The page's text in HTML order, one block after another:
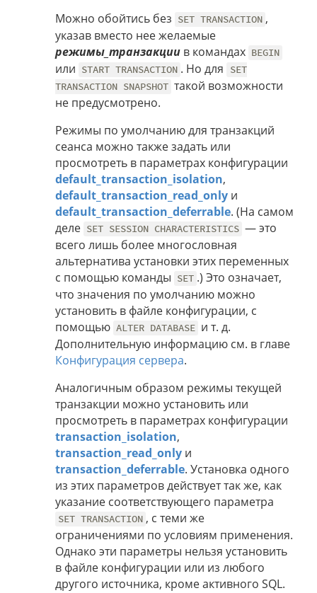
Можно обойтись без SET TRANSACTION ,
указав вместо нее желаемые
режимы_транзакции в командах BEGIN
или START TRANSACTION . Но для
SET
TRANSACTION SNAPSHOT такой возможности
не предусмотрено.
Режимы по умолчанию для транзакций
сеанса можно также задать или
просмотреть в параметрах конфигурации
default_transaction_isolation,
default_transaction_read_only и
default_transaction_deferrable. (На самом
деле SET SESSION CHARACTERISTICS — это
всего лишь более многословная
альтернатива установки этих переменных
с помощью команды SET .) Это означает,
что значения по умолчанию можно
установить в файле конфигурации, с
помощью ALTER DATABASE и т. д.
Дополнительную информацию см. в главе
Конфигурация сервера.
Аналогичным образом режимы текущей
транзакции можно установить или
просмотреть в параметрах конфигурации
transaction_isolation,
transaction_read_only и
transaction_deferrable. Установка одного
из этих параметров действует так же, как
указание соответствующего параметра
SET TRANSACTION , с теми же
ограничениями по условиям применения.
Однако эти параметры нельзя установить
в файле конфигурации или из любого
другого источника, кроме активного SQL.